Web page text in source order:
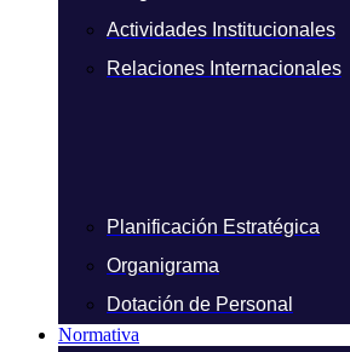
Actividades Institucionales
Relaciones Internacionales
Planificación Estratégica
Organigrama
Dotación de Personal
Normativa